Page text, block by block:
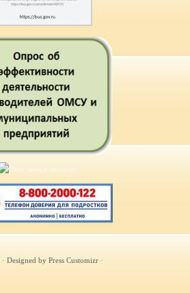
· Designed by Press Customizr·